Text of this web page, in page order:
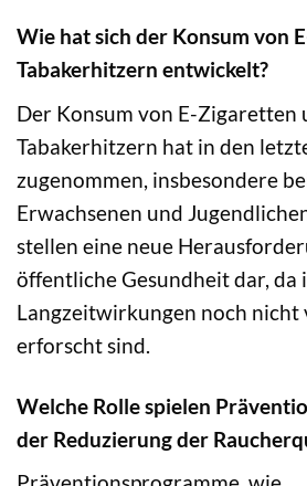
Wie hat sich der Konsum von
Tabakerhitzern entwickelt?
Der Konsum von E-Zigaretten
Tabakerhitzern hat in den
zugenommen, insbesondere
Erwachsenen und
stellen eine neue
öffentliche Gesundheit dar, da
Langzeitwirkungen noch nicht
erforscht sind.
Welche Rolle spielen
der Reduzierung der